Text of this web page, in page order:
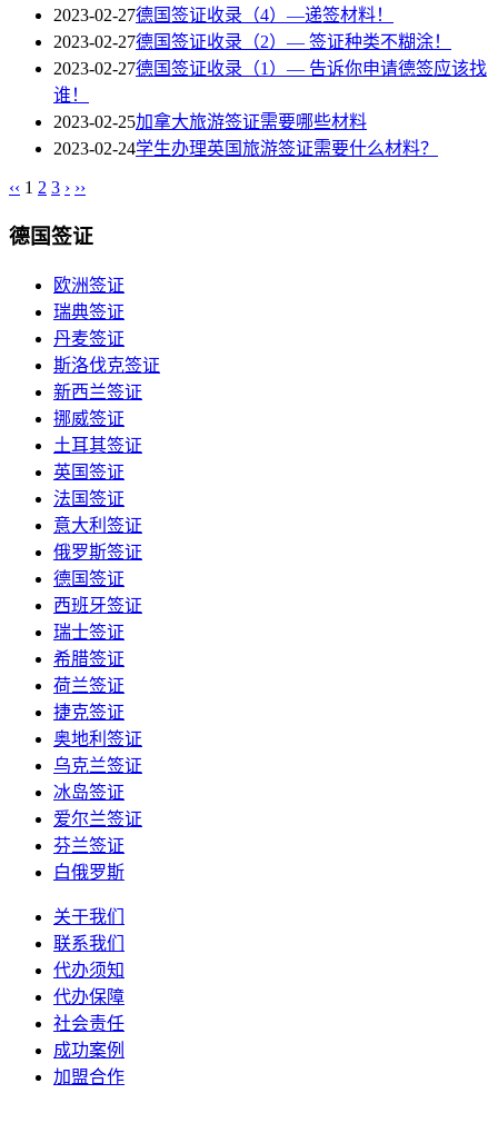
2023-02-27德国签证收录（4）—递签材料！
2023-02-27德国签证收录（2）— 签证种类不糊涂！
2023-02-27德国签证收录（1）— 告诉你申请德签应该找
谁！
2023-02-25加拿大旅游签证需要哪些材料
2023-02-24学生办理英国旅游签证需要什么材料？
‹‹ 1 2 3 › ››
德国签证
欧洲签证
瑞典签证
丹麦签证
斯洛伐克签证
新西兰签证
挪威签证
土耳其签证
英国签证
法国签证
意大利签证
俄罗斯签证
德国签证
西班牙签证
瑞士签证
希腊签证
荷兰签证
捷克签证
奥地利签证
乌克兰签证
冰岛签证
爱尔兰签证
芬兰签证
白俄罗斯
关于我们
联系我们
代办须知
代办保障
社会责任
成功案例
加盟合作